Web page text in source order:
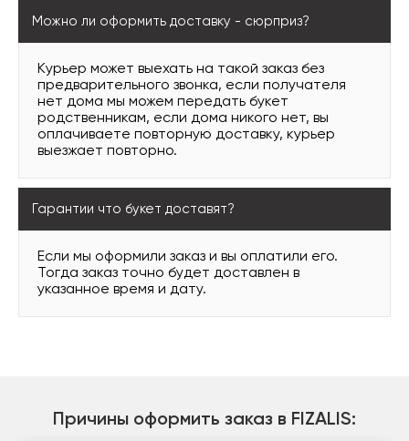
Можно ли оформить доставку - сюрприз?
Курьер может выехать на такой заказ без
предварительного звонка, если получателя
нет дома мы можем передать букет
родственникам, если дома никого нет, вы
оплачиваете повторную доставку, курьер
выезжает повторно.
Гарантии что букет доставят?
Если мы оформили заказ и вы оплатили его.
Тогда заказ точно будет доставлен в
указанное время и дату.
Причины оформить заказ в FIZALIS: